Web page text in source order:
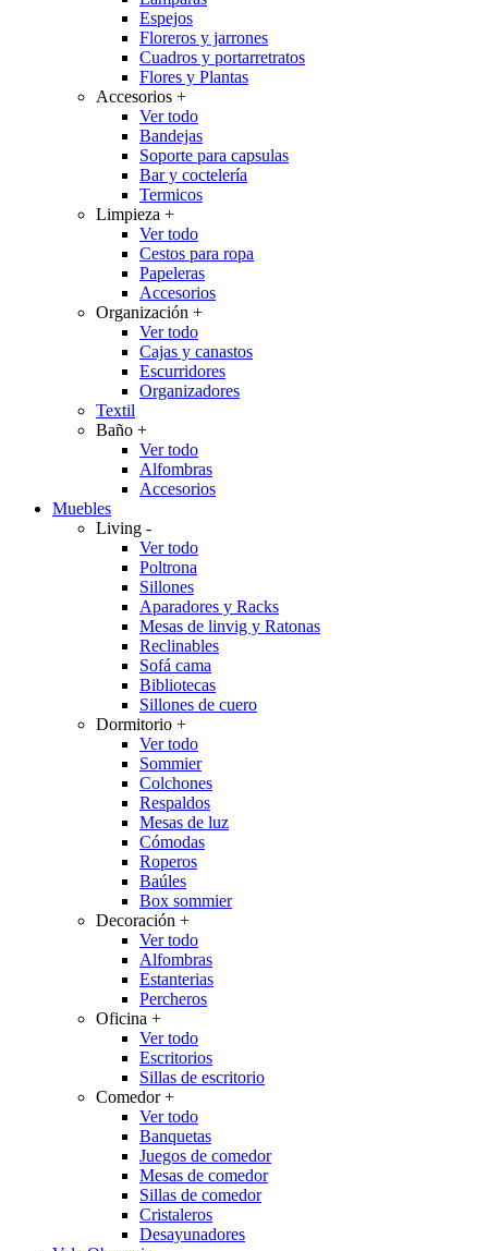
Espejos
Floreros y jarrones
Cuadros y portarretratos
Flores y Plantas
Accesorios +
Ver todo
Bandejas
Soporte para capsulas
Bar y coctelería
Termicos
Limpieza +
Ver todo
Cestos para ropa
Papeleras
Accesorios
Organización +
Ver todo
Cajas y canastos
Escurridores
Organizadores
Textil
Baño +
Ver todo
Alfombras
Accesorios
Muebles
Living -
Ver todo
Poltrona
Sillones
Aparadores y Racks
Mesas de linvig y Ratonas
Reclinables
Sofá cama
Bibliotecas
Sillones de cuero
Dormitorio +
Ver todo
Sommier
Colchones
Respaldos
Mesas de luz
Cómodas
Roperos
Baúles
Box sommier
Decoración +
Ver todo
Alfombras
Estanterias
Percheros
Oficina +
Ver todo
Escritorios
Sillas de escritorio
Comedor+
Ver todo
Banquetas
Juegos de comedor
Mesas de comedor
Sillas de comedor
Cristaleros
Desayunadores